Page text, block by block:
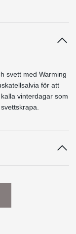
svett med Warming
för att
vinterdagar som